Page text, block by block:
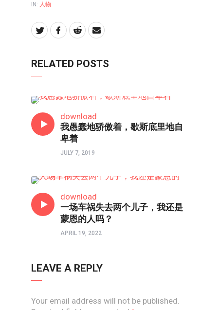
IN: 人物
RELATED POSTS
download
我愚蠢地骄傲着，歇斯底里地自
卑着
JULY 7, 2019
download
一场车祸失去两个儿子，我还是
蒙恩的人吗？
APRIL 19, 2022
LEAVE A REPLY
Your email address will not be published.